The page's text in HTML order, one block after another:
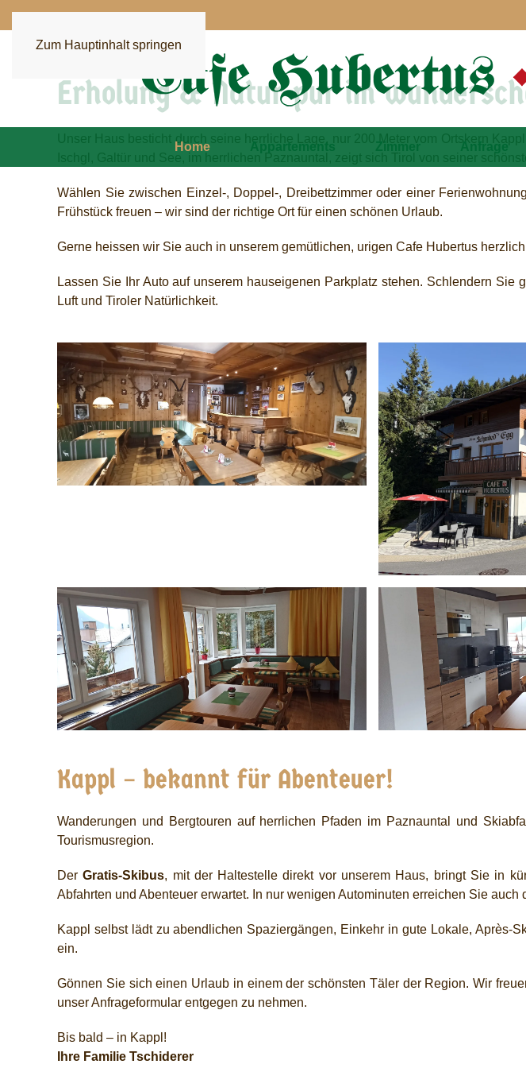
Zum Hauptinhalt springen
Home Appartements Zimmer Anfrage
Erholung & Natur pur im
Unser Haus besticht durch seine herrliche Lage, nur 200 Meter vom Ortskern
Ischgl, Galtür und See, im herrlichen Paznauntal, zeigt sich Tirol von seiner
Wählen Sie zwischen Einzel-, Doppel-, Dreibettzimmer oder einer
Frühstück freuen – wir sind der richtige Ort für einen schönen Urlaub.
Gerne heissen wir Sie auch in unserem gemütlichen, urigen Cafe Hubertus
Lassen Sie Ihr Auto auf unserem hauseigenen Parkplatz stehen. Schlendern
Luft und Tiroler Natürlichkeit.
Kappl – bekannt für Abenteuer!
Wanderungen und Bergtouren auf herrlichen Pfaden im Paznauntal und
Tourismusregion.
DerGratis-Skibus, mit der Haltestelle direkt vor unserem Haus, bringt Sie in
Abfahrten und Abenteuer erwartet. In nur wenigen Autominuten erreichen Sie auch
Kappl selbst lädt zu abendlichen Spaziergängen, Einkehr in gute Lokale, Après-
ein.
Gönnen Sie sich einen Urlaub in einem der schönsten Täler der Region. Wir
unser Anfrageformular entgegen zu nehmen.
Bis bald – in Kappl!
Ihre Familie Tschiderer